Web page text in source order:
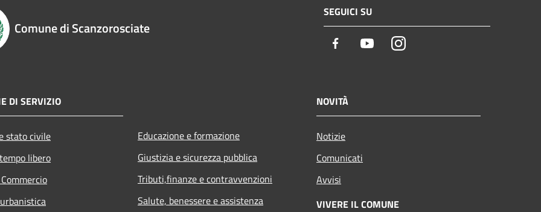
Comune di Scanzorosciate
SEGUICI SU
Facebook YoutubeInstagram
DI SERVIZIO
stato civile
libero
Educazione e formazione
Giustizia e sicurezza pubblica
Tributi,finanze e contravvenzioni
Salute, benessere e assistenza
NOVITÀ
Notizie
Comunicati
Avvisi
VIVERE IL COMUNE